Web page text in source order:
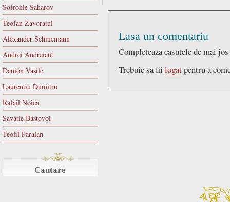
Sofronie Saharov
Teofan Zavoratul
Alexander Schmemann
Andrei Andreicut
Danion Vasile
Laurentiu Dumitru
Rafail Noica
Savatie Bastovoi
Teofil Paraian
Cautare
Lasa un comentariu
Completeaza casutele de mai
Trebuie sa fii logatpentru a